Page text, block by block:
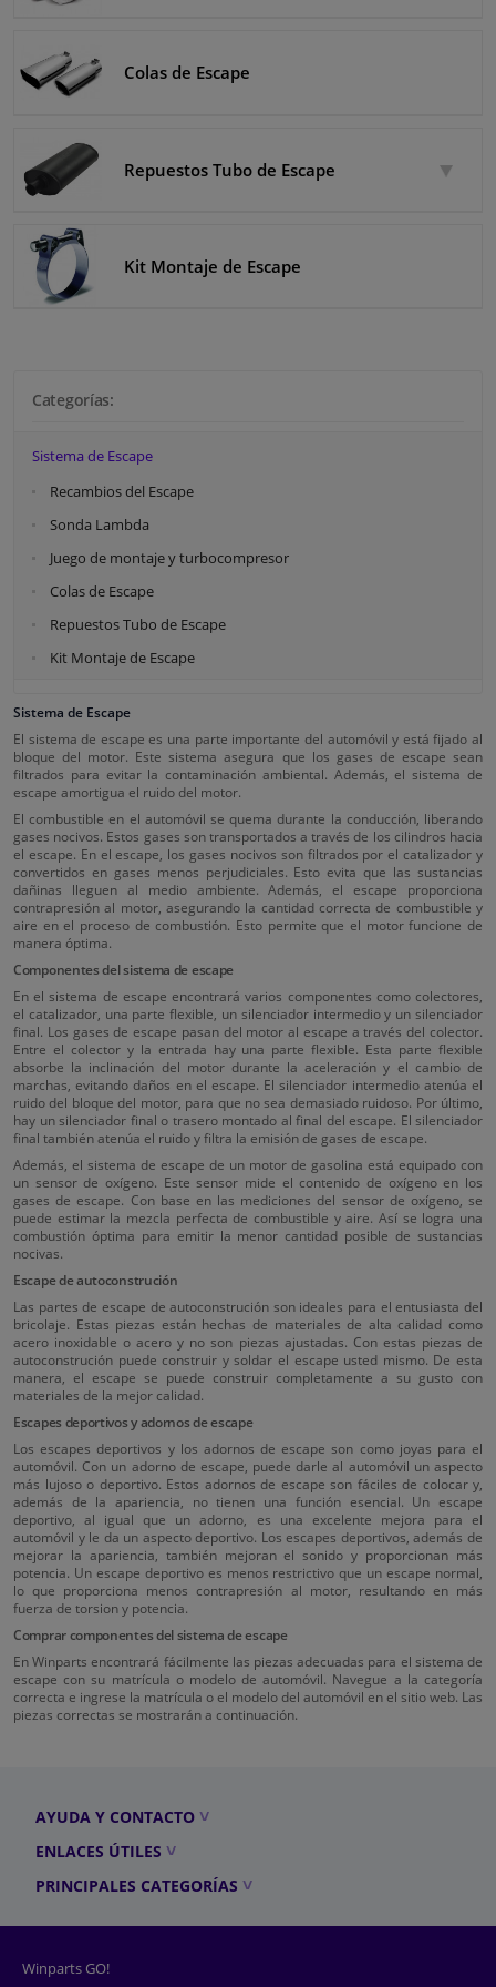
Categorías:
Sistema de Escape
Recambios del Escape
Sonda Lambda
Juego de montaje y turbocompresor
Colas de Escape
Repuestos Tubo de Escape
Kit Montaje de Escape
Sistema de Escape
El sistema de escape es una parte importante del automóvil y está fijado al
bloque del motor. Este sistema asegura que los gases de escape sean
filtrados para evitar la contaminación ambiental. Además, el sistema de
escape amortigua el ruido del motor.
El combustible en el automóvil se quema durante la conducción, liberando
gases nocivos. Estos gases son transportados a través de los cilindros hacia
el escape. En el escape, los gases nocivos son filtrados por el catalizador y
convertidos en gases menos perjudiciales. Esto evita que las sustancias
dañinas lleguen al medio ambiente. Además, el escape proporciona
contrapresión al motor, asegurando la cantidad correcta de combustible y
aire en el proceso de combustión. Esto permite que el motor funcione de
manera óptima.
Componentes del sistema de escape
En el sistema de escape encontrará varios componentes como colectores,
el catalizador, una parte flexible, un silenciador intermedio y un silenciador
final. Los gases de escape pasan del motor al escape a través del colector.
Entre el colector y la entrada hay una parte flexible. Esta parte flexible
absorbe la inclinación del motor durante la aceleración y el cambio de
marchas, evitando daños en el escape. El silenciador intermedio atenúa el
ruido del bloque del motor, para que no sea demasiado ruidoso. Por último,
hay un silenciador final o trasero montado al final del escape. El silenciador
final también atenúa el ruido y filtra la emisión de gases de escape.
Además, el sistema de escape de un motor de gasolina está equipado con
un sensor de oxígeno. Este sensor mide el contenido de oxígeno en los
gases de escape. Con base en las mediciones del sensor de oxígeno, se
puede estimar la mezcla perfecta de combustible y aire. Así se logra una
combustión óptima para emitir la menor cantidad posible de sustancias
nocivas.
Escape de autoconstrución
Las partes de escape de autoconstrución son ideales para el entusiasta del
bricolaje. Estas piezas están hechas de materiales de alta calidad como
acero inoxidable o acero y no son piezas ajustadas. Con estas piezas de
autoconstrución puede construir y soldar el escape usted mismo. De esta
manera, el escape se puede construir completamente a su gusto con
materiales de la mejor calidad.
Escapes deportivos y adornos de escape
Los escapes deportivos y los adornos de escape son como joyas para el
automóvil. Con un adorno de escape, puede darle al automóvil un aspecto
más lujoso o deportivo. Estos adornos de escape son fáciles de colocar y,
además de la apariencia, no tienen una función esencial. Un escape
deportivo, al igual que un adorno, es una excelente mejora para el
automóvil y le da un aspecto deportivo. Los escapes deportivos, además de
mejorar la apariencia, también mejoran el sonido y proporcionan más
potencia. Un escape deportivo es menos restrictivo que un escape normal,
lo que proporciona menos contrapresión al motor, resultando en más
fuerza de torsion y potencia.
Comprar componentes del sistema de escape
En Winparts encontrará fácilmente las piezas adecuadas para el sistema de
escape con su matrícula o modelo de automóvil. Navegue a la categoría
correcta e ingrese la matrícula o el modelo del automóvil en el sitio web. Las
piezas correctas se mostrarán a continuación.
Colas de Escape
Repuestos Tubo de Escape
Kit Montaje de Escape
AYUDA Y CONTACTO
ENLACES ÚTILES
PRINCIPALES CATEGORÍAS
Winparts GO!